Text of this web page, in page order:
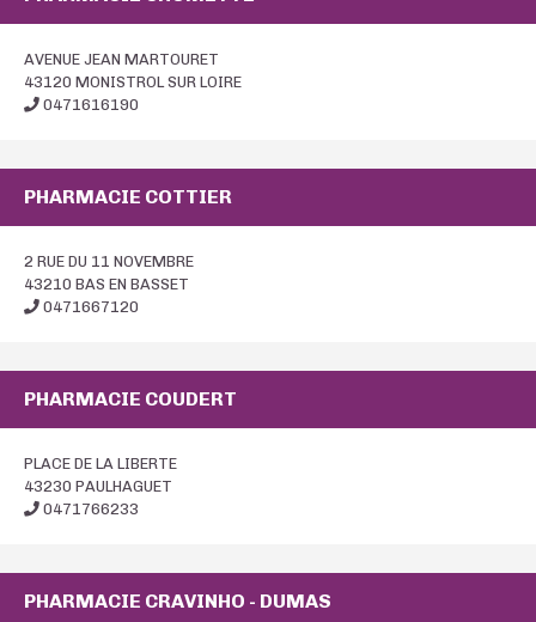
AVENUE JEAN MARTOURET
43120 MONISTROL SUR LOIRE
0471616190
PHARMACIE COTTIER
2 RUE DU 11 NOVEMBRE
43210 BAS EN BASSET
0471667120
PHARMACIE COUDERT
PLACE DE LA LIBERTE
43230 PAULHAGUET
0471766233
PHARMACIE CRAVINHO - DUMAS